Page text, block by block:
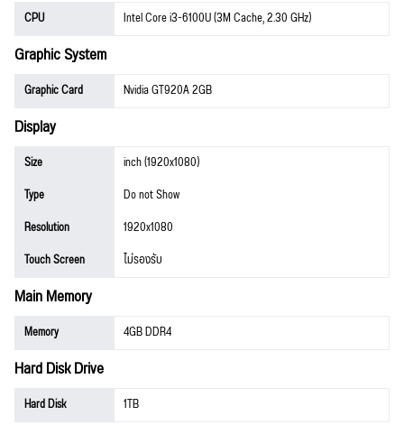
CPU Intel Core i3-6100U (3M Cache, 2.30 GHz)
Graphic System
Graphic Card Nvidia GT920A 2GB
Display
Size
inch (1920x1080)
Type
Do not Show
Resolution
1920x1080
Touch Screen
ไม่รองรับ
Main Memory
Memory 4GB DDR4
Hard Disk Drive
Hard Disk 1TB